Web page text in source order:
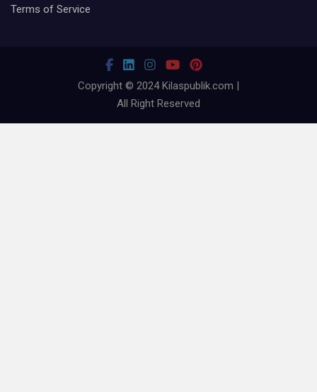
Terms of Service
Copyright © 2024 Kilaspublik.com |
All Right Reserved